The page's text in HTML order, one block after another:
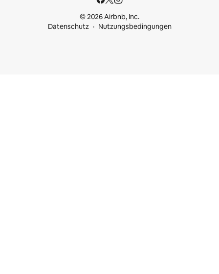
© 2026 Airbnb, Inc.
Datenschutz
Nutzungsbedingungen